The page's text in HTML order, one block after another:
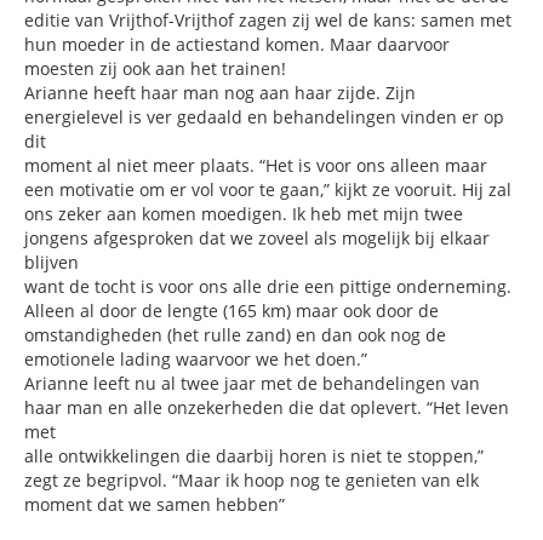
editie van Vrijthof-Vrijthof zagen zij wel de kans: samen met
hun moeder in de actiestand komen. Maar daarvoor
moesten zij ook aan het trainen!
Arianne heeft haar man nog aan haar zijde. Zijn
energielevel is ver gedaald en behandelingen vinden er op
dit
moment al niet meer plaats. “Het is voor ons alleen maar
een motivatie om er vol voor te gaan,” kijkt ze vooruit. Hij zal
ons zeker aan komen moedigen. Ik heb met mijn twee
jongens afgesproken dat we zoveel als mogelijk bij elkaar
blijven
want de tocht is voor ons alle drie een pittige onderneming.
Alleen al door de lengte (165 km) maar ook door de
omstandigheden (het rulle zand) en dan ook nog de
emotionele lading waarvoor we het doen.”
Arianne leeft nu al twee jaar met de behandelingen van
haar man en alle onzekerheden die dat oplevert. “Het leven
met
alle ontwikkelingen die daarbij horen is niet te stoppen,”
zegt ze begripvol. “Maar ik hoop nog te genieten van elk
moment dat we samen hebben”